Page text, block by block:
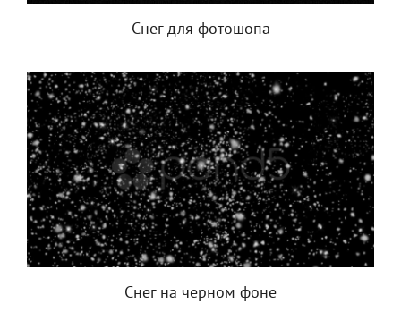
Снег для фотошопа
Снег на черном фоне